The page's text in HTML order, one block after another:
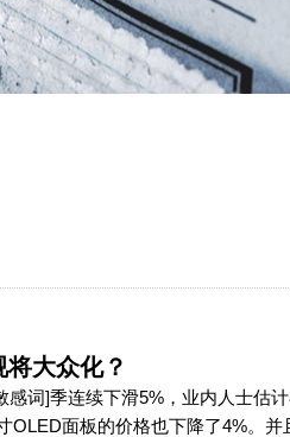
大众化？
词]季连续下滑5%，业内人士估计
面板的价格也下降了4%。